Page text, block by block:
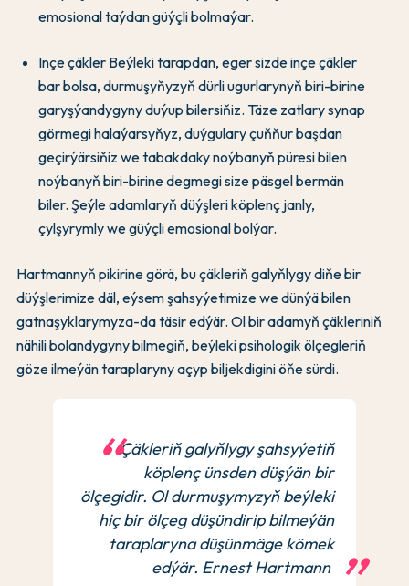
emosional taýdan güýçli bolmaýar.
Inçe çäkler Beýleki tarapdan, eger sizde inçe çäkler
bar bolsa, durmuşyňyzyň dürli ugurlarynyň biri-birine
garyşýandygyny duýup bilersiňiz. Täze zatlary synap
görmegi halaýarsyňyz, duýgulary çuňňur başdan
geçirýärsiňiz we tabakdaky noýbanyň püresi bilen
noýbanyň biri-birine degmegi size päsgel bermän
biler. Şeýle adamlaryň düýşleri köplenç janly,
çylşyrymly we güýçli emosional bolýar.
Hartmannyň pikirine görä, bu çäkleriň galyňlygy diňe bir
düýşlerimize däl, eýsem şahsyýetimize we dünýä bilen
gatnaşyklarymyza-da täsir edýär. Ol bir adamyň çäkleriniň
nähili bolandygyny bilmegiň, beýleki psihologik ölçegleriň
göze ilmeýän taraplaryny açyp biljekdigini öňe sürdi.
Çäkleriň galyňlygy şahsyýetiň
köplenç ünsden düşýän bir
ölçegidir. Ol durmuşymyzyň beýleki
hiç bir ölçeg düşündirip bilmeýän
taraplaryna düşünmäge kömek
edýär. Ernest Hartmann